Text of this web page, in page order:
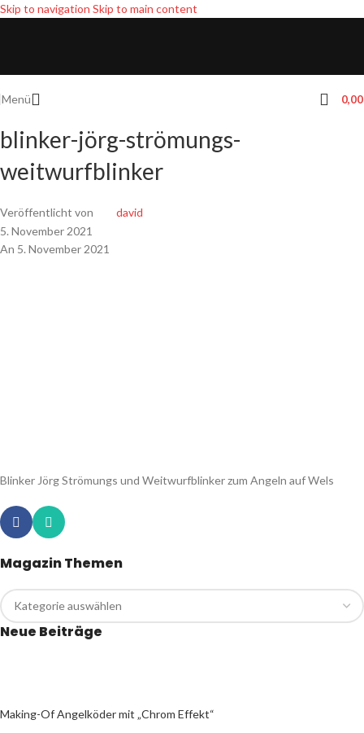
Skip to navigation Skip to main content
Menü
blinker-jörg-strömungs-
weitwurfblinker
Veröffentlicht von
david
5. November 2021
An 5. November 2021
Blinker Jörg Strömungs und Weitwurfblinker zum Angeln auf Wels
Magazin Themen
Neue Beiträge
Making-Of Angelköder mit „Chrom Effekt“